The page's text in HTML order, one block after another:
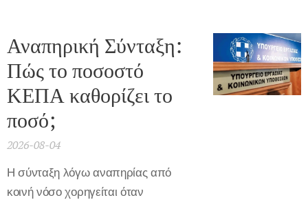
Αναπηρική Σύνταξη:
Πώς το ποσοστό
ΚΕΠΑ καθορίζει το
ποσό;
2026-08-04
Η σύνταξη λόγω αναπηρίας από
κοινή νόσο χορηγείται όταν